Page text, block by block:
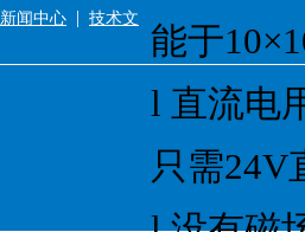
能于
l 直流电
只需24V
新闻中心 | 技术文